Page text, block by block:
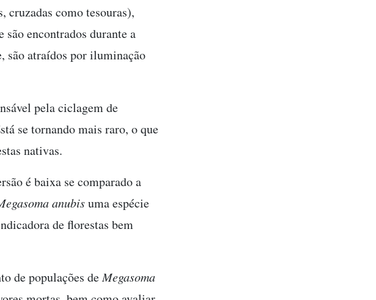
cruzadas como tesouras),
são encontrados durante a
são atraídos por iluminação
pela ciclagem de
se tornando mais raro, o que
nativas.
é baixa se comparado a
anubisuma espécie
de florestas bem
de populações deMegasoma